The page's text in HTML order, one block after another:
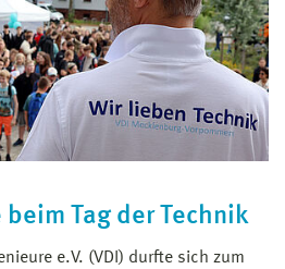
Tag der Technik
e.V. (VDI) durfte sich zum